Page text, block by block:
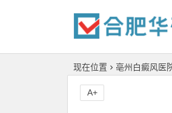
现在位置 亳州白癜风医
A+